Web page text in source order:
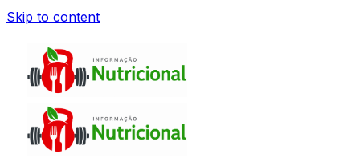
Skip to content